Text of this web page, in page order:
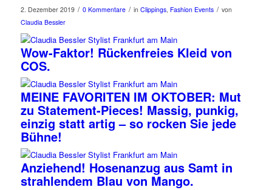
2. Dezember 2019 / 0 Kommentare / in Clippings, Fashion Events / von
Claudia Bessler
Wow-Faktor! Rückenfreies Kleid von
COS.
MEINE FAVORITEN IM OKTOBER: Mut
zu Statement-Pieces! Massig, punkig,
einzig statt artig – so rocken Sie jede
Bühne!
Anziehend! Hosenanzug aus Samt in
strahlendem Blau von Mango.